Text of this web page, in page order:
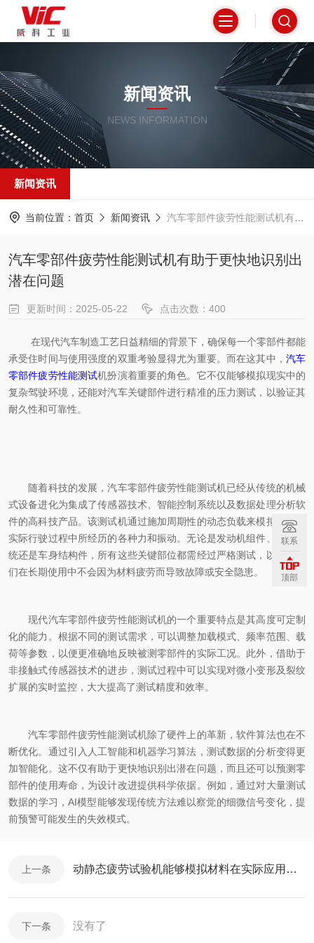
新闻资讯
NEWS INFORMATION
新闻资讯
当前位置： 首页 新闻资讯 汽车零部件疲劳性能测试机有助于更快地识别出潜在问题
汽车零部件疲劳性能测试机有助于更快地识别出
潜在问题
更新时间：2025-05-22 点击次数：400
在现代汽车制造工艺日益精细的背景下，确保每一个零部件都能
承受住时间与使用强度的双重考验显得尤为重要。而在这其中， 汽车
零部件疲劳性能测试机扮演着重要的角色。它不仅能够模拟现实中的
复杂驾驶环境，还能对汽车关键部件进行精准的压力测试，以验证其
耐久性和可靠性。
随着科技的发展，汽车零部件疲劳性能测试机已经从传统的机械
式设备进化为集成了传感器技术、智能控制系统以及数据处理分析软
件的高科技产品。该测试机通过施加周期性的动态负载来模拟车辆在
实际行驶过程中所经历的各种力和振动。无论是发动机组件、悬挂系
统还是车身结构件，所有这些关键部位都需经过严格测试，以保证它
们在长期使用中不会因为材料疲劳而导致故障或安全隐患。
现代汽车零部件疲劳性能测试机的一个重要特点是其高度可定制
化的能力。根据不同的测试需求，可以调整加载模式、频率范围、载
荷等参数，以便更准确地反映被测零部件的实际工况。此外，借助于
非接触式传感器技术的进步，测试过程中可以实现对微小变形及裂纹
扩展的实时监控，大大提高了测试精度和效率。
汽车零部件疲劳性能测试机除了硬件上的革新，软件算法也在不
断优化。通过引入人工智能和机器学习算法，测试数据的分析变得更
加智能化。这不仅有助于更快地识别出潜在问题，而且还可以预测零
部件的使用寿命，为设计改进提供科学依据。例如，通过对大量测试
数据的学习，AI模型能够发现传统方法难以察觉的细微信号变化，提
前预警可能发生的失效模式。
上一条 动静态疲劳试验机能够模拟材料在实际应用中的受力状态
下一条 没有了
联系
顶部